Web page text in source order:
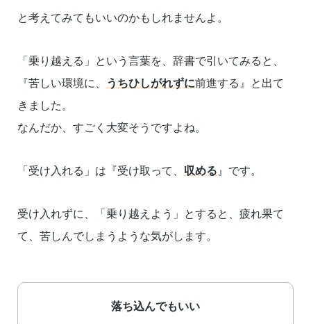
と考えてみてもいいのかもしれませんよ。
「乗り越える」という言葉を、辞書で引いてみると、
『苦しい環境に、
うちひしがれずに前進する』と出て
きました。
なんだか、すごく大変そうですよね。
「受け入れる」は『受け取って、 収める 』です。
受け入れずに、「乗り越えよう」とすると、疲れ果て
て、苦しんでしまうような気がします。
落ち込んでもいい